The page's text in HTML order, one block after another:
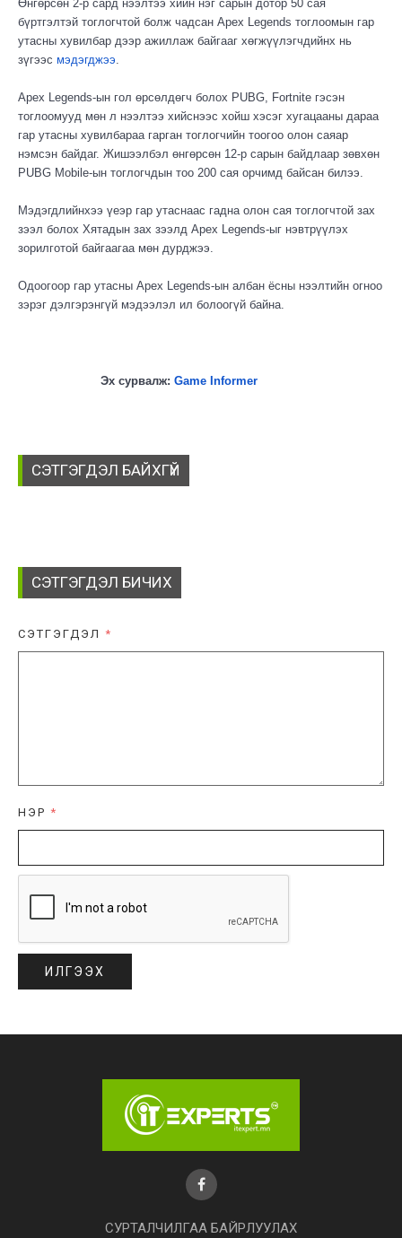
Өнгөрсөн 2-р сард нээлтээ хийн нэг сарын дотор 50 сая
бүртгэлтэй тоглогчтой болж чадсан Apex Legends тоглоомын гар
утасны хувилбар дээр ажиллаж байгааг хөгжүүлэгчдийнх нь
зүгээс мэдэгджээ.
Apex Legends-ын гол өрсөлдөгч болох PUBG, Fortnite гэсэн
тоглоомууд мөн л нээлтээ хийснээс хойш хэсэг хугацааны дараа
гар утасны хувилбараа гарган тоглогчийн тоогоо олон саяар
нэмсэн байдаг. Жишээлбэл өнгөрсөн 12-р сарын байдлаар зөвхөн
PUBG Mobile-ын тоглогчдын тоо 200 сая орчимд байсан билээ.
Мэдэгдлийнхээ үеэр гар утаснаас гадна олон сая тоглогчтой зах
зээл болох Хятадын зах зээлд Apex Legends-ыг нэвтрүүлэх
зорилготой байгаагаа мөн дурджээ.
Одоогоор гар утасны Apex Legends-ын албан ёсны нээлтийн огноо
зэрэг дэлгэрэнгүй мэдээлэл ил болоогүй байна.
Эх сурвалж: Game Informer
СЭТГЭГДЭЛ БАЙХГҮЙ
СЭТГЭГДЭЛ БИЧИХ
СЭТГЭГДЭЛ *
НЭР *
СУРТАЛЧИЛГАА БАЙРЛУУЛАХ